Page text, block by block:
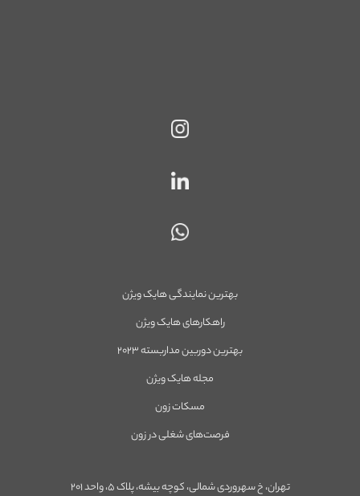
تهران، خ سهروردی شمالی، کوچه بیشه، پلاک ۵، واحد ۲۰۱
بهترین نمایندگی هایک ویژن
راهکارهای هایک ویژن
بهترین دوربین مداربسته ۲۰۲۳
مجله هایک ویژن
مسکات زون
فرصت‌های شغلی در زون